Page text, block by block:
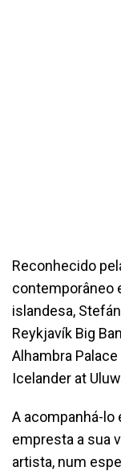
Reconhecido
contemporâneo
islandesa,
Reykjavík Big
Alhambra
Icelander at
A acompanhá-lo
empresta a sua
artista, num